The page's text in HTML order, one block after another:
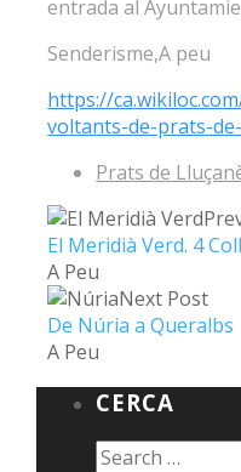
entrada al
Senderisme,A peu
https://
voltants-de-prats-
Prats de
El Meridià Verd. 4
A Peu
Next Post
De Núria a Queralbs
A Peu
CERCA